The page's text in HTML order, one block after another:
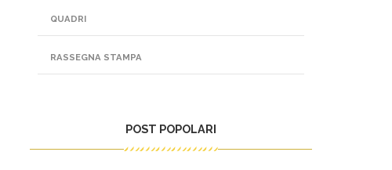
QUADRI
RASSEGNA STAMPA
POST POPOLARI